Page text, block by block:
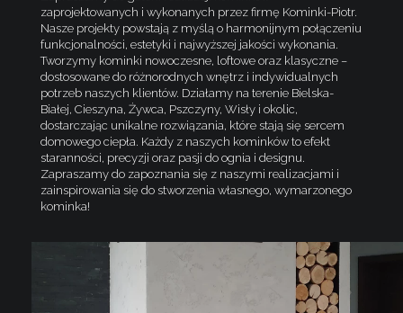
zaprojektowanych i wykonanych przez firmę Kominki-Piotr.
Nasze projekty powstają z myślą o harmonijnym połączeniu
funkcjonalności, estetyki i najwyższej jakości wykonania.
Tworzymy kominki nowoczesne, loftowe oraz klasyczne –
dostosowane do różnorodnych wnętrz i indywidualnych
potrzeb naszych klientów. Działamy na terenie Bielska-
Białej, Cieszyna, Żywca, Pszczyny, Wisły i okolic,
dostarczając unikalne rozwiązania, które stają się sercem
domowego ciepła. Każdy z naszych kominków to efekt
staranności, precyzji oraz pasji do ognia i designu.
Zapraszamy do zapoznania się z naszymi realizacjami i
zainspirowania się do stworzenia własnego, wymarzonego
kominka!